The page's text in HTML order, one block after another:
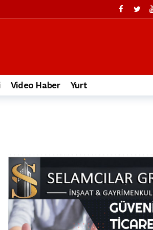
Video Haber Yurt